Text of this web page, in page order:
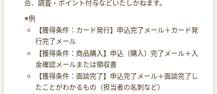
合、調査・ポイント付与などいたしかねます。
※例
【獲得条件：カード発行】申込完了メール＋カード発
行完了メール
【獲得条件：商品購入】申込（購入）完了メール＋入
金確認メールまたは領収書
【獲得条件：面談完了】申込完了メール＋面談完了し
たことがわかるもの（担当者の名刺など）